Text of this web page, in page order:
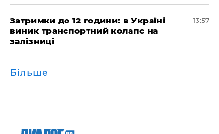
Затримки до 12 години: в Україні
виник транспортний колапс на
залізниці
13:57
Більше